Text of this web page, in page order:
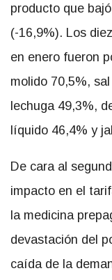
producto que
(-16,9%). Los
en enero fueron
molido 70,5%,
lechuga 49,3%,
líquido 46,4% y
De cara al
impacto en el
la medicina
devastación del
caída de la